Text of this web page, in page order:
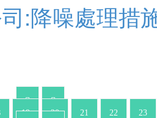
:降噪處理措
19 20 21 22 23